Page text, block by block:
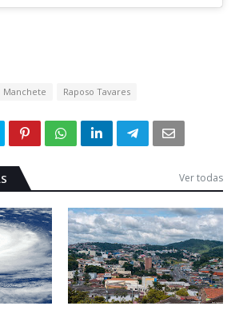
Manchete Raposo Tavares
Ver todas